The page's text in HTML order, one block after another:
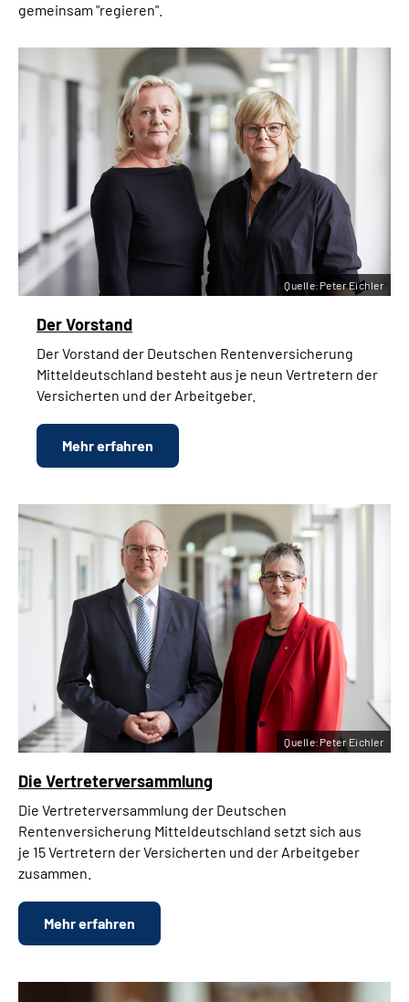
Mein Kundenportal
gemeinsam "regieren".
Der Vorstand
Der Vorstand der Deutschen Rentenversicherung
Mitteldeutschland besteht aus je neun Vertretern der
Versicherten und der Arbeitgeber.
Mehr erfahren
Quelle:Peter Eichler
Die Vertreterversammlung
Die Vertreterversammlung der Deutschen
Rentenversicherung Mitteldeutschland setzt sich aus
je 15 Vertretern der Versicherten und der Arbeitgeber
zusammen.
Mehr erfahren
Quelle:Peter Eichler